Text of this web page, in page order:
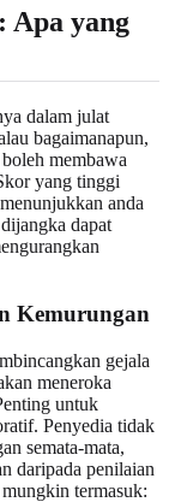
Apa yang
dalam julat
bagaimanapun,
membawa
yang tinggi
anda
dapat
Kemurungan
gejala
meneroka
untuk
Penyedia tidak
semata-mata,
daripada penilaian
termasuk: